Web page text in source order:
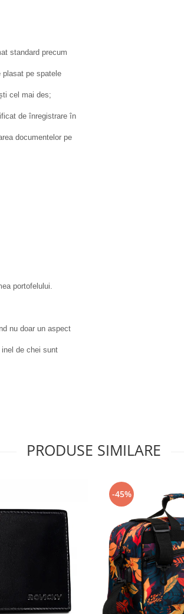
standard precum
plasat pe spatele
cel mai des;
de înregistrare în
documentelor pe
portofelului.
nu doar un aspect
de chei sunt
PRODUSE SIMILARE
-45%